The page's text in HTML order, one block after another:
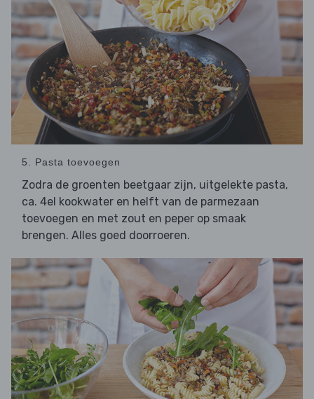
5. Pasta toevoegen
Zodra de groenten beetgaar zijn, uitgelekte pasta,
ca. 4el kookwater en helft van de parmezaan
toevoegen en met zout en peper op smaak
brengen. Alles goed doorroeren.